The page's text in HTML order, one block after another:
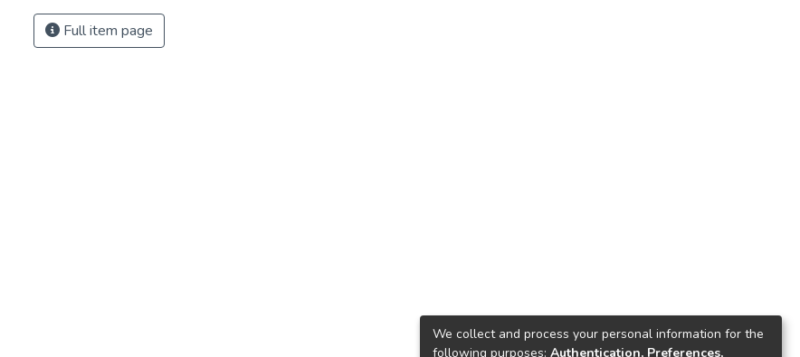
Full item page
We collect and process your personal information for the
following purposes: Authentication, Preferences,